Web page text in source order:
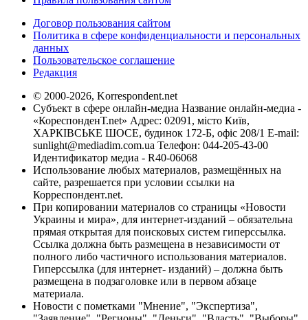
Договор пользования сайтом
Политика в сфере конфиденциальности и персональных
данных
Пользовательское соглашение
Редакция
© 2000-2026, Korrespondent.net
Субъект в сфере онлайн-медиа Название онлайн-медиа -
«КореспонденТ.net» Адрес: 02091, місто Київ,
ХАРКІВСЬКЕ ШОСЕ, будинок 172-Б, офіс 208/1 E-mail:
sunlight@mediadim.com.ua Телефон: 044-205-43-00
Идентификатор медиа - R40-06068
Использование любых материалов, размещённых на
сайте, разрешается при условии ссылки на
Корреспондент.net.
При копировании материалов со страницы «Новости
Украины и мира», для интернет-изданий – обязательна
прямая открытая для поисковых систем гиперссылка.
Ссылка должна быть размещена в независимости от
полного либо частичного использования материалов.
Гиперссылка (для интернет- изданий) – должна быть
размещена в подзаголовке или в первом абзаце
материала.
Новости с пометками "Мнение", "Экспертиза",